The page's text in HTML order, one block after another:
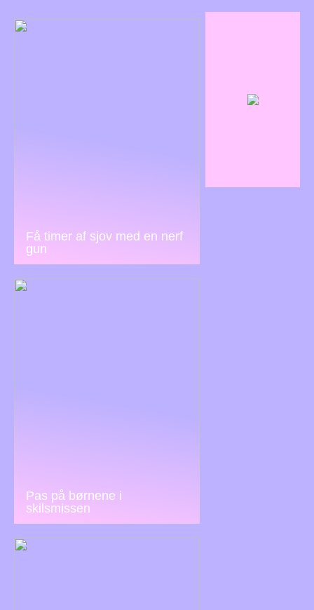
Få timer af sjov med en nerf
gun
Pas på børnene i
skilsmissen